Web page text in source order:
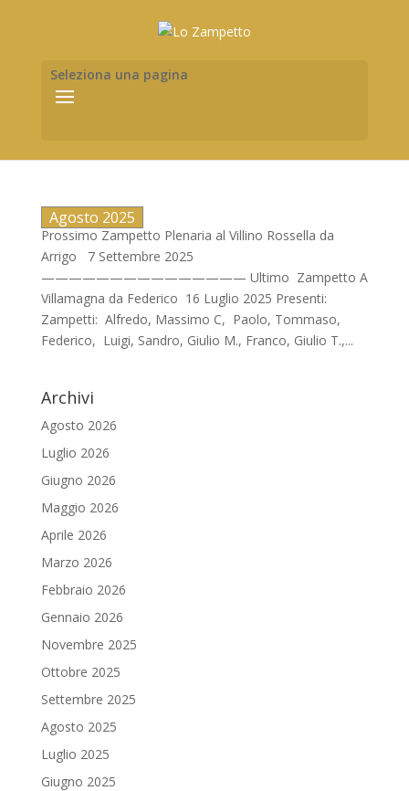
Seleziona una pagina
Agosto 2025
Prossimo Zampetto Plenaria al Villino Rossella da
Arrigo 7 Settembre 2025
——————————————— Ultimo Zampetto A
Villamagna da Federico 16 Luglio 2025 Presenti:
Zampetti: Alfredo, Massimo C, Paolo, Tommaso,
Federico, Luigi, Sandro, Giulio M., Franco, Giulio T.,...
Archivi
Agosto 2026
Luglio 2026
Giugno 2026
Maggio 2026
Aprile 2026
Marzo 2026
Febbraio 2026
Gennaio 2026
Novembre 2025
Ottobre 2025
Settembre 2025
Agosto 2025
Luglio 2025
Giugno 2025